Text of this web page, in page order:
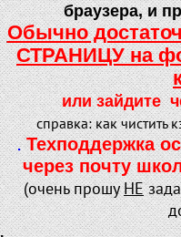
браузера, и
Обычно
СТРАНИЦУ на
или зайдите
справка: как чистить
. Техподдержка
через почту
(очень прошуНЕ
.